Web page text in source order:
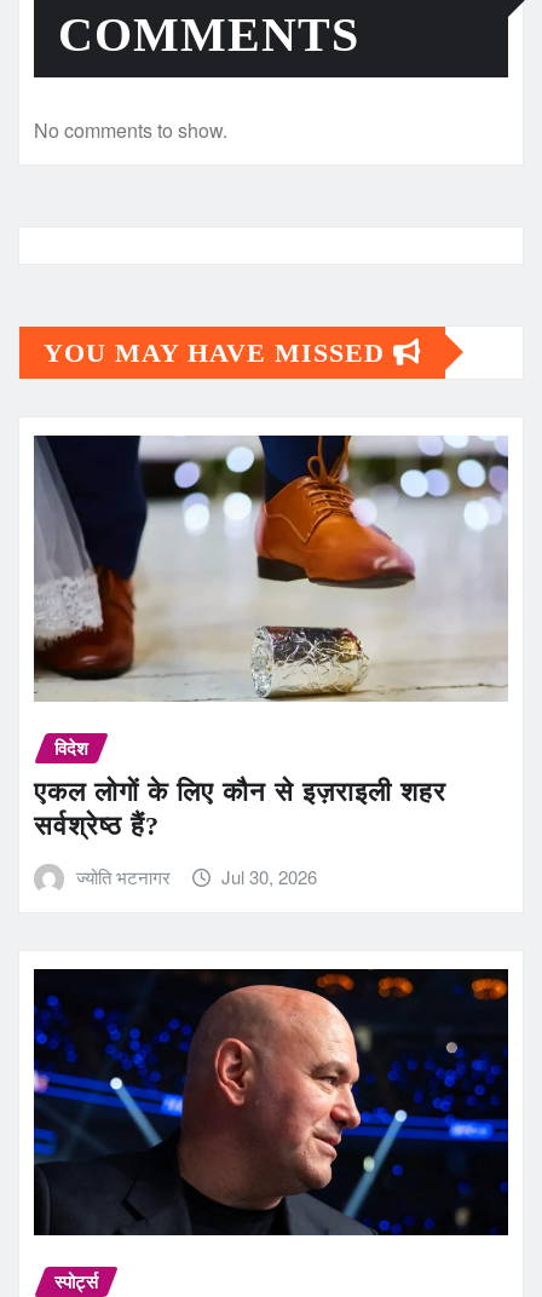
COMMENTS
No comments to show.
YOU MAY HAVE MISSED
विदेश
एकल लोगों के लिए कौन से इज़राइली शहर
सर्वश्रेष्ठ हैं?
ज्योति भटनागर Jul 30, 2026
स्पोर्ट्स